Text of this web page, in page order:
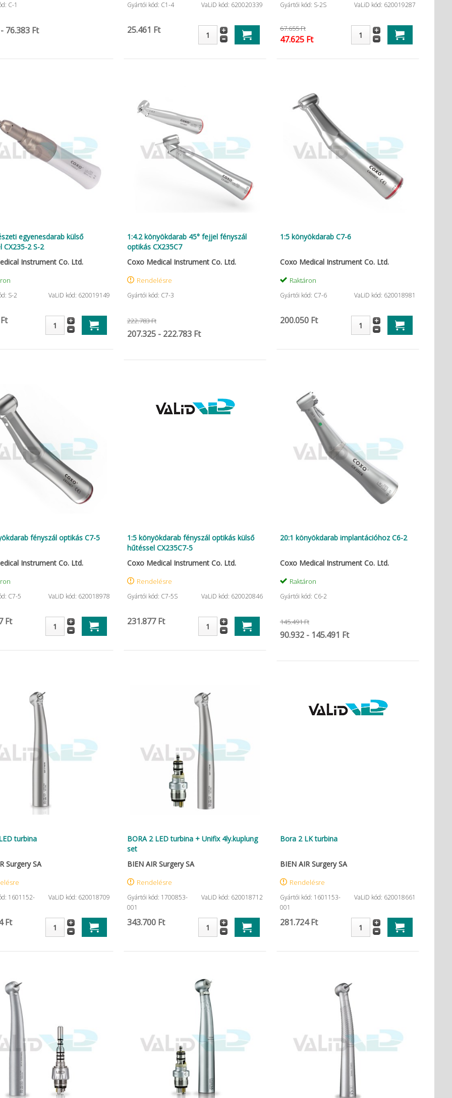
C-1
76.383 Ft
Gyártói kód: C1-4 VaLiD kód: 620020339
25.461 Ft
Gyártói kód: S-2S VaLiD kód: 620019287
67.655 Ft
47.625 Ft
egyenesdarab külső
CX235-2 S-2
Instrument Co. Ltd.
S-2 VaLiD kód: 620019149
1:4.2 könyökdarab 45° fejjel fényszál
optikás CX235C7
Coxo Medical Instrument Co. Ltd.
Rendelésre
Gyártói kód: C7-3
222.783 Ft
207.325 - 222.783 Ft
1:5 könyökdarab C7-6
Coxo Medical Instrument Co. Ltd.
Raktáron
Gyártói kód: C7-6 VaLiD kód: 620018981
200.050 Ft
fényszál optikás C7-5
Instrument Co. Ltd.
C7-5 VaLiD kód: 620018978
Ft
1:5 könyökdarab fényszál optikás külső
hűtéssel CX235C7-5
Coxo Medical Instrument Co. Ltd.
Rendelésre
Gyártói kód: C7-5S VaLiD kód: 620020846
231.877 Ft
20:1 könyökdarab implantációhoz C6-2
Coxo Medical Instrument Co. Ltd.
Raktáron
Gyártói kód: C6-2
145.491 Ft
90.932 - 145.491 Ft
turbina
Surgery SA
1601152-
VaLiD kód: 620018709
Ft
BORA 2 LED turbina + Unifix 4ly.kuplung
set
BIEN AIR Surgery SA
Rendelésre
Gyártói kód: 1700853-
001
VaLiD kód: 620018712
343.700 Ft
Bora 2 LK turbina
BIEN AIR Surgery SA
Rendelésre
Gyártói kód: 1601153-
001
VaLiD kód: 620018661
281.724 Ft
59.639 Ft
Termék részletes
adatai